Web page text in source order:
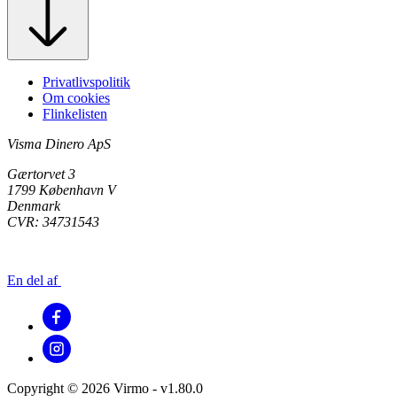
Privatlivspolitik
Om cookies
Flinkelisten
Visma Dinero ApS
Gærtorvet 3
1799 København V
Denmark
CVR: 34731543
En del af
Copyright © 2026 Virmo - v1.80.0